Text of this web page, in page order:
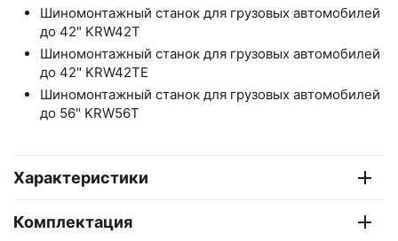
Шиномонтажный станок для грузовых автомобилей
до 42" KRW42T
Шиномонтажный станок для грузовых автомобилей
до 42" KRW42TE
Шиномонтажный станок для грузовых автомобилей
до 56" KRW56T
Характеристики
Комплектация